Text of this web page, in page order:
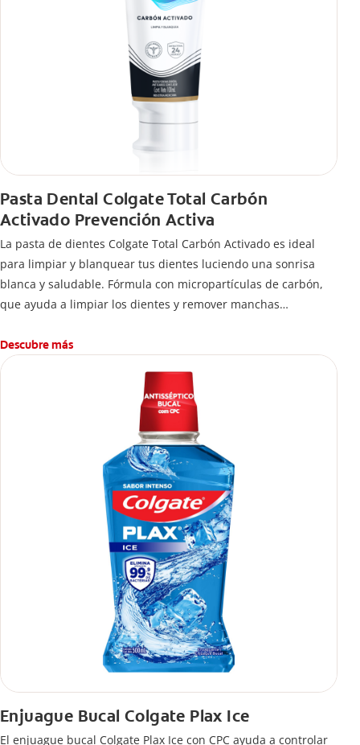
Pasta Dental Colgate Total Carbón
Activado Prevención Activa
La pasta de dientes Colgate Total Carbón Activado es ideal
para limpiar y blanquear tus dientes luciendo una sonrisa
blanca y saludable. Fórmula con micropartículas de carbón,
que ayuda a limpiar los dientes y remover manchas
¿Qué hace el carbón activado en una pasta dental y por qué
se usa para ayudar a remover manchas superficiales?
También encontrarás cómo incluirla en tu rutina, en casa o de
viaje, con tips de cepillado para una sonrisa sana.
Descubre más
Enjuague Bucal Colgate Plax Ice
El enjuague bucal Colgate Plax Ice con CPC ayuda a controlar